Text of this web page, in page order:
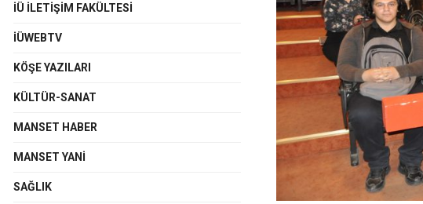
İÜ İLETIŞIM FAKÜLTESI
İÜWEBTV
KÖŞE YAZILARI
KÜLTÜR-SANAT
MANSET HABER
MANSET YANI
SAĞLIK